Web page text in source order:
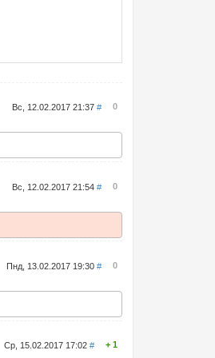
Вс, 12.02.2017 21:37# 0
Вс, 12.02.2017 21:54# 0
Пнд, 13.02.2017 19:30# 0
Ср, 15.02.2017 17:02# 1